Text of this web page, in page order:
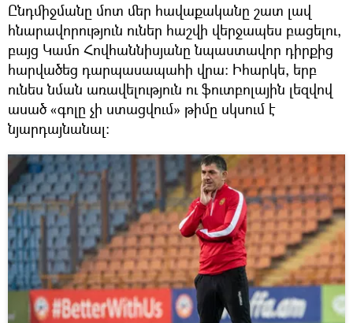
Ընդմիջմանը մոտ մեր հավաքականը շատ լավ
հնարավորություն ուներ հաշվի վերջապես բացելու,
բայց Կամո Հովհաննիսյանը նպաստավոր դիրքից
հարվածեց դարպասապահի վրա: Իհարկե, երբ
ունես նման առավելություն ու ֆուտբոլային լեզվով
ասած «գոլը չի ստացվում» թիմը սկսում է
նյարդայնանալ: